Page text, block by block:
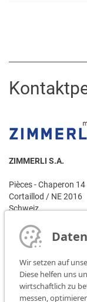
ZIMMERLI S.A.
Pièces - Chaperon 14
Cortaillod / NE 2016
Schweiz
Ansprechpartner:
Frau Martha
Telefon: +41 32 842
Telefax: +41 32 842
Wir setzen auf
Diese helfen uns
wirtschaftlich zu
messen,